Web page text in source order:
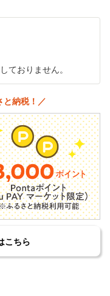
ておりません。
と納税！／
こちら